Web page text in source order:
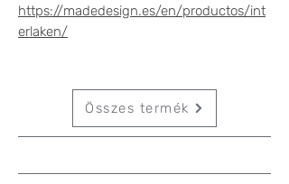
https://madedesign.es/en/productos/int
erlaken/
Összes termék